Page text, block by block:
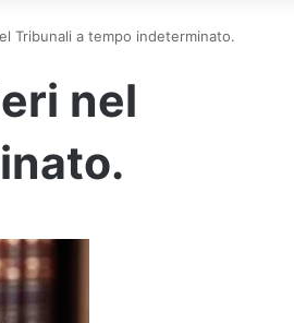
Tribunali a tempo indeterminato.
nel